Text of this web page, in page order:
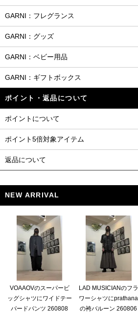
GARNI：フレグランス
GARNI：グッズ
GARNI：ベビー用品
GARNI：ギフトボックス
ポイント・返品について
ポイントについて
ポイント5倍対象アイテム
返品について
NEW ARRIVAL
VOAAOVのスーパービ
ッグシャツにワイドテー
パードパンツ 260808
LAD MUSICIANのフラ
ワーシャツにprathana
の袴バルーン 260806